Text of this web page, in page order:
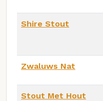
Shire Stout
Zwaluws Nat
Stout Met Hout